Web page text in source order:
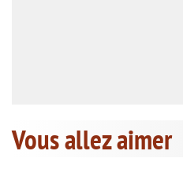
Vous allez aimer